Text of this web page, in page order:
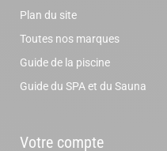
Plan du site
Toutes nos marques
Guide de la piscine
Guide du SPA et du Sauna
Votre compte